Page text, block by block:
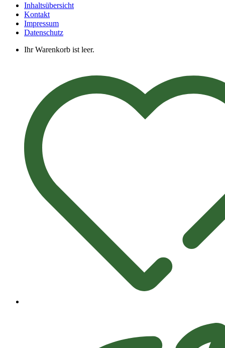
Inhaltsübersicht
Kontakt
Impressum
Datenschutz
Ihr Warenkorb ist leer.